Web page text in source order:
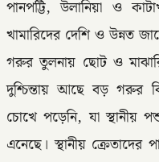
পানপট্টি, উলানিয়া ও
খামারিদের দেশি ও উন্নত
গরুর তুলনায় ছোট ও
দুশ্চিন্তায় আছে বড় গরুর
চোখে পড়েনি, যা স্থানীয়
এনেছে। স্থানীয় ক্রেতাদের